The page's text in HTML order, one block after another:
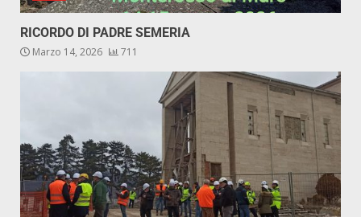
RICORDO DI PADRE SEMERIA
Marzo 14, 2026 711